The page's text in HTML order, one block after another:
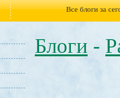
Все блоги за
Блоги -